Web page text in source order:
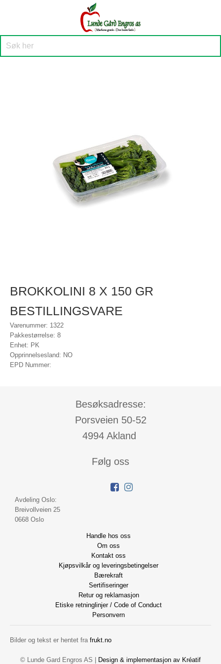
BROKKOLINI 8 X 150 GR
BESTILLINGSVARE
Varenummer: 1322
Pakkestørrelse: 8
Enhet: PK
Opprinnelsesland: NO
EPD Nummer:
Besøksadresse:
Porsveien 50-52
4994 Akland
Følg oss
Avdeling Oslo:
Breivollveien 25
0668 Oslo
Handle hos oss
Om oss
Kontakt oss
Kjøpsvilkår og leveringsbetingelser
Bærekraft
Sertifiseringer
Retur og reklamasjon
Etiske retninglinjer / Code of Conduct
Personvern
Bilder og tekst er hentet fra frukt.no
© Lunde Gard Engros AS | Design & implementasjon av Kréatif